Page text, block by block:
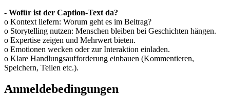
- Wofür ist der Caption-Text da?
o Kontext liefern: Worum geht es im Beitrag?
o Storytelling nutzen: Menschen bleiben bei Geschichten hängen.
o Expertise zeigen und Mehrwert bieten.
o Emotionen wecken oder zur Interaktion einladen.
o Klare Handlungsaufforderung einbauen (Kommentieren,
Speichern, Teilen etc.).
Anmeldebedingungen